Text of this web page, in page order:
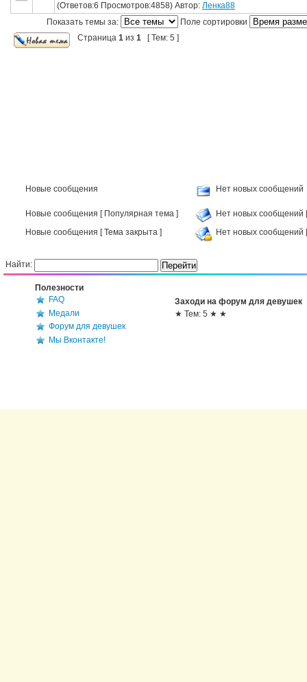
(Ответов:6 Просмотров:4858) Автор: Ленка88
Показать темы за:
Поле сортировки
Страница 1 из 1 [ Тем: 5 ]
Новые сообщения Нет новых сообщений
Новые сообщения [ Популярная тема ]
Нет новых сообщений
Новые сообщения [ Тема закрыта ]
Нет новых сообщений
Найти:
Полезности
FAQ
Медали
Форум для девушек
Мы Вконтакте!
Заходи на форум для девушек
★ Тем: 5 ★ ★